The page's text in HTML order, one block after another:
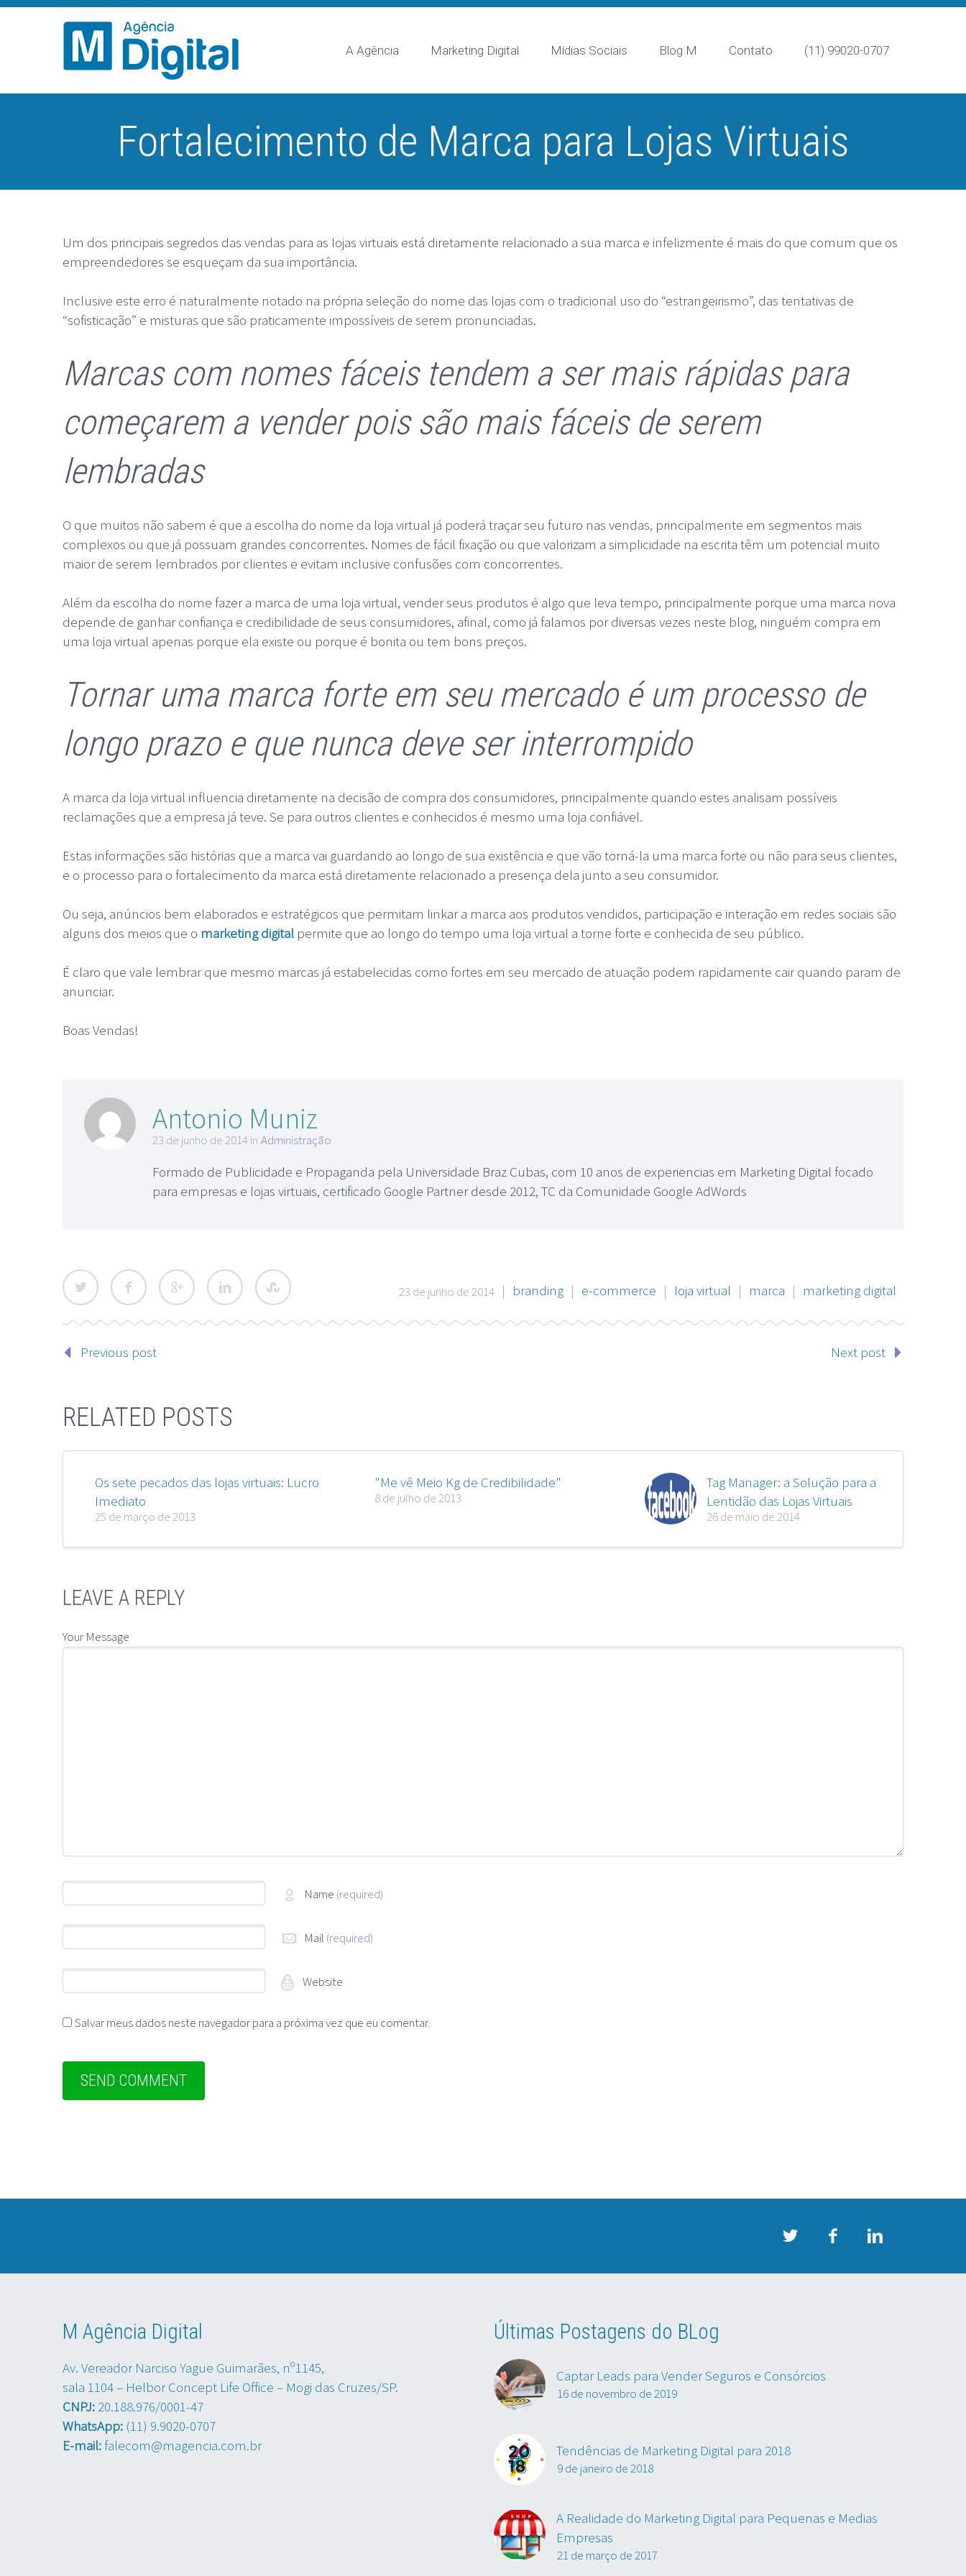
A Agência Marketing Digital Mídias Sociais Blog M Contato (11) 99020-0707
Fortalecimento de Marca para Lojas Virtuais
Um dos principais segredos das vendas para as lojas virtuais está diretamente relacionado a sua marca e infelizmente é mais do que comum que os
empreendedores se esqueçam da sua importância.
Inclusive este erro é naturalmente notado na própria seleção do nome das lojas com o tradicional uso do “estrangeirismo”, das tentativas de
“sofisticação” e misturas que são praticamente impossíveis de serem pronunciadas.
Marcas com nomes fáceis tendem a ser mais rápidas para
começarem a vender pois são mais fáceis de serem
lembradas
O que muitos não sabem é que a escolha do nome da loja virtual já poderá traçar seu futuro nas vendas, principalmente em segmentos mais
complexos ou que já possuam grandes concorrentes. Nomes de fácil fixação ou que valorizam a simplicidade na escrita têm um potencial muito
maior de serem lembrados por clientes e evitam inclusive confusões com concorrentes.
Além da escolha do nome fazer a marca de uma loja virtual, vender seus produtos é algo que leva tempo, principalmente porque uma marca nova
depende de ganhar confiança e credibilidade de seus consumidores, afinal, como já falamos por diversas vezes neste blog, ninguém compra em
uma loja virtual apenas porque ela existe ou porque é bonita ou tem bons preços.
Tornar uma marca forte em seu mercado é um processo de
longo prazo e que nunca deve ser interrompido
A marca da loja virtual influencia diretamente na decisão de compra dos consumidores, principalmente quando estes analisam possíveis
reclamações que a empresa já teve. Se para outros clientes e conhecidos é mesmo uma loja confiável.
Estas informações são histórias que a marca vai guardando ao longo de sua existência e que vão torná-la uma marca forte ou não para seus clientes,
e o processo para o fortalecimento da marca está diretamente relacionado a presença dela junto a seu consumidor.
Ou seja, anúncios bem elaborados e estratégicos que permitam linkar a marca aos produtos vendidos, participação e interação em redes sociais são
alguns dos meios que o marketing digital permite que ao longo do tempo uma loja virtual a torne forte e conhecida de seu público.
É claro que vale lembrar que mesmo marcas já estabelecidas como fortes em seu mercado de atuação podem rapidamente cair quando param de
anunciar.
Boas Vendas!
Antonio Muniz
23 de junho de 2014 in Administração
Formado de Publicidade e Propaganda pela Universidade Braz Cubas, com 10 anos de experiencias em Marketing Digital focado
para empresas e lojas virtuais, certificado Google Partner desde 2012, TC da Comunidade Google AdWords
23 de junho de 2014 | branding | e-commerce | loja virtual | marca | marketing digital
Previous post Next post
RELATED POSTS
Os sete pecados das lojas virtuais: Lucro
Imediato
25 de março de 2013
"Me vê Meio Kg de Credibilidade"
8 de julho de 2013
Tag Manager: a Solução para a
Lentidão das Lojas Virtuais
26 de maio de 2014
LEAVE A REPLY
Your Message
Name (required)
Mail (required)
Website
Salvar meus dados neste navegador para a próxima vez que eu comentar.
M Agência Digital
Av. Vereador Narciso Yague Guimarães, nº1145,
sala 1104 – Helbor Concept Life Office – Mogi das Cruzes/SP.
CNPJ: 20.188.976/0001-47
WhatsApp: (11) 9.9020-0707
E-mail:falecom@magencia.com.br
Últimas Postagens do BLog
Captar Leads para Vender Seguros e Consórcios
16 de novembro de 2019
Tendências de Marketing Digital para 2018
9 de janeiro de 2018
A Realidade do Marketing Digital para Pequenas e Medias
Empresas
21 de março de 2017